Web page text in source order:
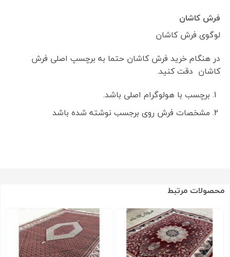
فرش کاشان
لوگوی فرش کاشان
در هنگام خرید فرش کاشان حتما به برچسپ اصلی فرش
کاشان دقت کنید.
برچسب با هولوگرام اصلی باشد.
مشخصات فرش روی برجسب نوشته شده باشد
محصولات مرتبط